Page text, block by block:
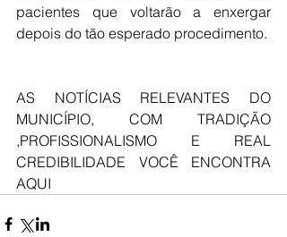
pacientes que voltarão a enxergar
depois do tão esperado procedimento.
AS NOTÍCIAS RELEVANTES DO
MUNICÍPIO, COM TRADIÇÃO
,PROFISSIONALISMO E REAL
CREDIBILIDADE VOCÊ ENCONTRA
AQUI